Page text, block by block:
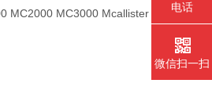
MC2000 MC3000 Mcallister
电话
微信扫一扫